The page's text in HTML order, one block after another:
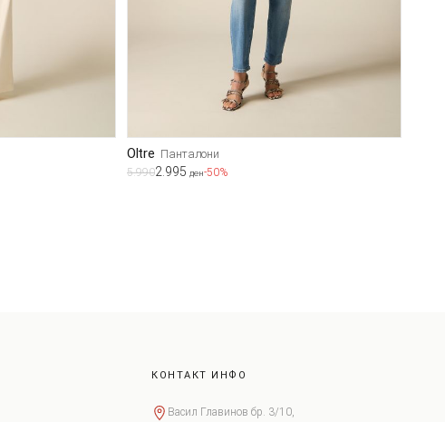
Oltre Панталони
5.9902.995 ден-50%
КОНТАКТ ИНФО
Васил Главинов бр. 3/10,